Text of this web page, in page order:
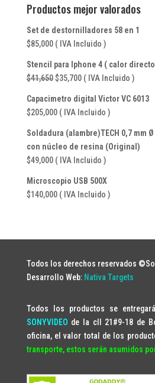
Productos mejor valorados
Set de destornilladores 58 en 1
$85,000 ( IVA Incluido )
Stencil para Iphone 4 ( calor
$41,650 El
original
era:
$41,650.
$35,700El
actual
es:
$35,700.
( IVA Incluido )
Capacimetro digital Victor VC 6013
$205,000 ( IVA Incluido )
Soldadura (alambre)TECH 0,7 mm
con núcleo de resina (Original)
$49,000 ( IVA Incluido )
Microscopio USB 500X
$140,000 ( IVA Incluido )
Todos los derechos reservados
Desarrollo Web: Nativa Targets
Todos los productos se
SONYVIDEO de la cll 21#9-18 de
oficina, el valor total de los
transporte, estos serán asumidos